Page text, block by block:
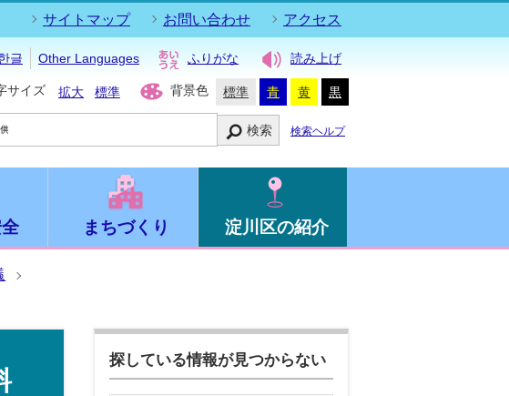
サイトマップ お問い合わせ アクセス
글 Other Languages ふりがな 読み上げ
サイズ 拡大 標準 背景色 標準 青 黄 黒
検索 検索ヘルプ
まちづくり 淀川区の紹介
探している情報が見つからない